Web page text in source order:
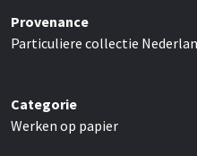
Provenance
Particuliere collectie
Categorie
Werken op papier